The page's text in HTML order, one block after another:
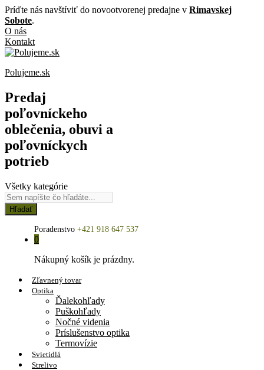
Príďte nás navštíviť do novootvorenej predajne v Rimavskej
Sobote.
O nás
Kontakt
Polujeme.sk
Predaj
poľovníckeho
oblečenia, obuvi a
poľovníckych
potrieb
Všetky kategórie
Hľadať
Poradenstvo +421 918 647 537
0
Nákupný košík je prázdny.
Zľavnený tovar
Optika
Ďalekohľady
Puškohľady
Nočné videnia
Príslušenstvo optika
Termovízie
Svietidlá
Strelivo